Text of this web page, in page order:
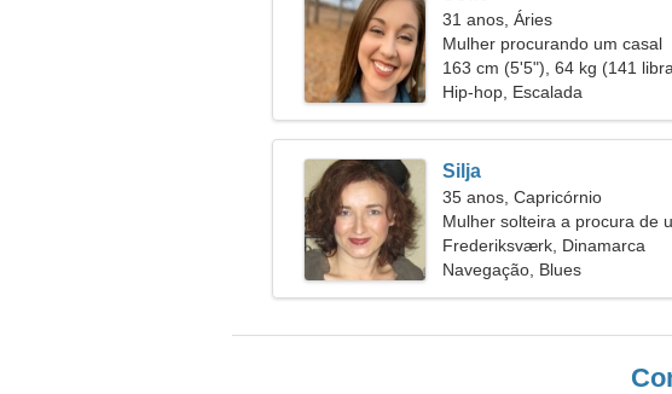
31 anos, Áries
Mulher procurando um casal
163 cm (5'5"), 64 kg (141
Hip-hop, Escalada
Silja
35 anos, Capricórnio
Mulher solteira a procura de
Frederiksværk, Dinamarca
Navegação, Blues